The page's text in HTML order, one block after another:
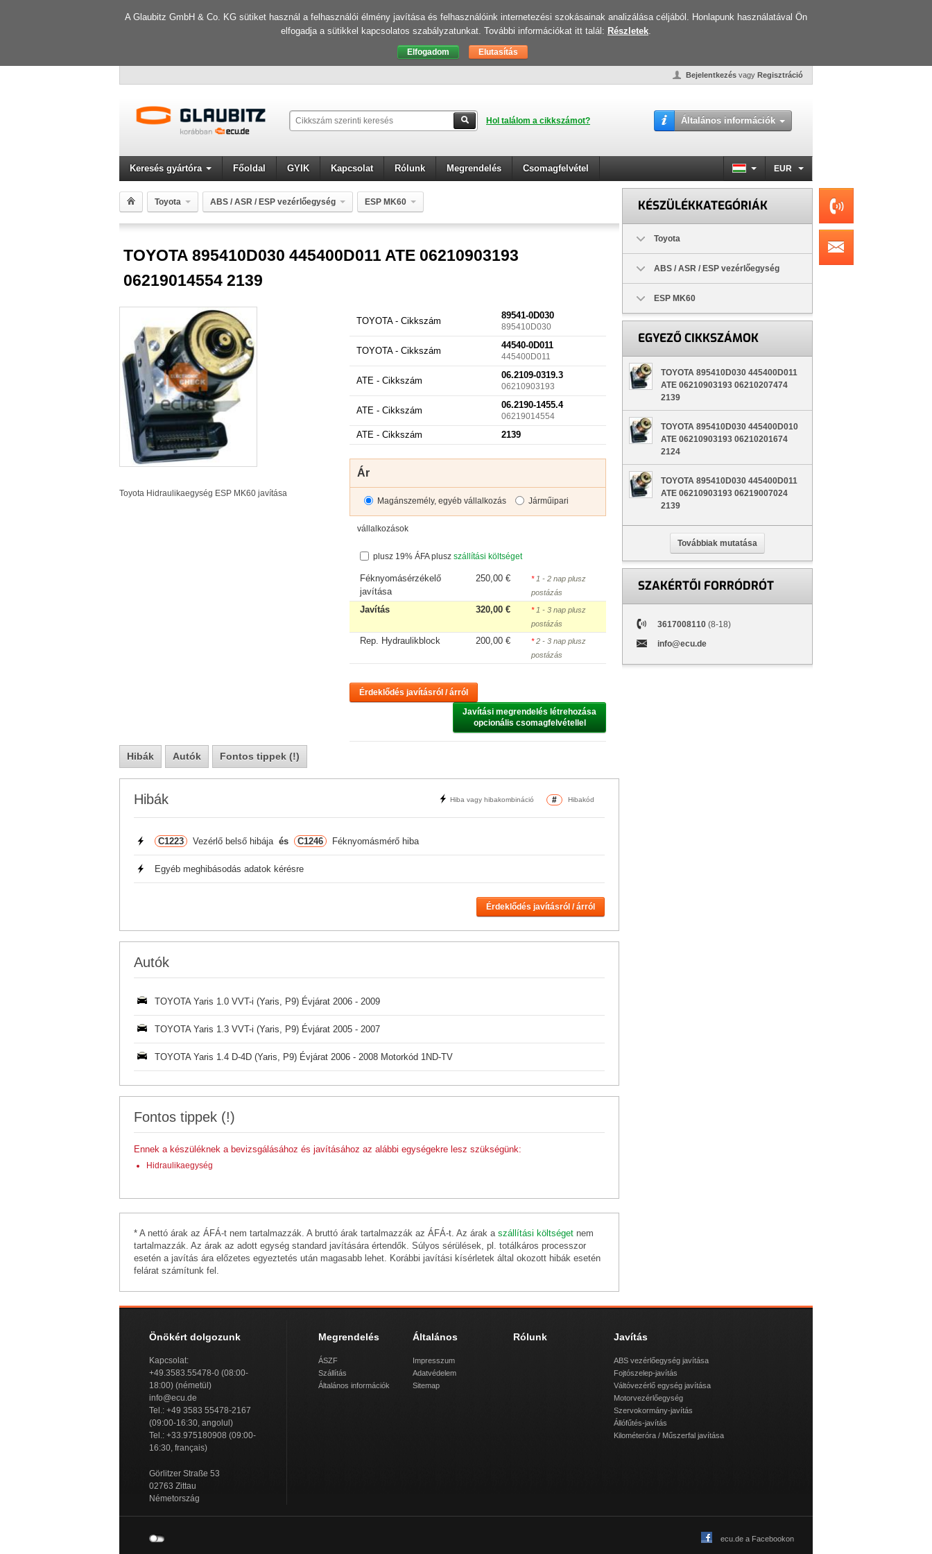
A Glaubitz GmbH & Co. KG sütiket használ a felhasználói élmény javítása és felhasználóink internetezési szokásainak analizálása céljából. Honlapunk használatával Ön
elfogadja a sütikkel kapcsolatos szabályzatunkat. További információkat itt talál: Részletek.
Bejelentkezés vagy Regisztráció
Hol találom a cikkszámot? Általános információk
Keresés gyártóra Főoldal GYIK Kapcsolat Rólunk Megrendelés Csomagfelvétel EUR
Toyota ABS / ASR / ESP vezérlőegység ESP MK60
TOYOTA 895410D030 445400D011 ATE 06210903193 06219014554 2139
TOYOTA 895410D030 445400D011 ATE 06210903193
06219014554 2139
Toyota Hidraulikaegység ESP MK60 javítása
TOYOTA - Cikkszám
89541-0D030
895410D030
TOYOTA - Cikkszám
44540-0D011
445400D011
ATE - Cikkszám
06.2109-0319.3
06210903193
ATE - Cikkszám
06.2190-1455.4
06219014554
ATE - Cikkszám 2139
Ár
Magánszemély, egyéb vállalkozás Járműipari
vállalkozások
plusz 19% ÁFA plusz szállítási költséget
Féknyomásérzékelő
javítása
250,00 € *1 - 2 nap plusz
postázás
Javítás 320,00 € *1 - 3 nap plusz
postázás
Rep. Hydraulikblock 200,00 € *2 - 3 nap plusz
postázás
Érdeklődés javításról / árról
Javítási megrendelés létrehozása
opcionális csomagfelvétellel
Hibák Autók Fontos tippek (!)
Hibák Hiba vagy hibakombináció # Hibakód
C1223 Vezérlő belső hibája és C1246 Féknyomásmérő hiba
Egyéb meghibásodás adatok kérésre
Érdeklődés javításról / árról
Autók
TOYOTA Yaris 1.0 VVT-i (Yaris, P9) Évjárat 2006 - 2009
TOYOTA Yaris 1.3 VVT-i (Yaris, P9) Évjárat 2005 - 2007
TOYOTA Yaris 1.4 D-4D (Yaris, P9) Évjárat 2006 - 2008 Motorkód 1ND-TV
Fontos tippek (!)
Ennek a készüléknek a bevizsgálásához és javításához az alábbi egységekre lesz szükségünk:
Hidraulikaegység
* A nettó árak az ÁFÁ-t nem tartalmazzák. A bruttó árak tartalmazzák az ÁFÁ-t. Az árak a szállítási költséget nem
tartalmazzák. Az árak az adott egység standard javítására értendők. Súlyos sérülések, pl. totálkáros processzor
esetén a javítás ára előzetes egyeztetés után magasabb lehet. Korábbi javítási kísérletek által okozott hibák esetén
felárat számítunk fel.
KÉSZÜLÉKKATEGÓRIÁK
Toyota
ABS / ASR / ESP vezérlőegység
ESP MK60
EGYEZŐ CIKKSZÁMOK
TOYOTA 895410D030 445400D011
ATE 06210903193 06210207474
2139
TOYOTA 895410D030 445400D010
ATE 06210903193 06210201674
2124
TOYOTA 895410D030 445400D011
ATE 06210903193 06219007024
2139
Továbbiak mutatása
SZAKÉRTŐI FORRÓDRÓT
3617008110 (8-18)
info@ecu.de
Önökért dolgozunk
Kapcsolat:
+49.3583.55478-0 (08:00-
18:00) (németül)
info@ecu.de
Tel.: +49 3583 55478-2167
(09:00-16:30, angolul)
Tel.: +33.975180908 (09:00-
16:30, français)
Görlitzer Straße 53
02763 Zittau
Németország
Megrendelés
ÁSZF
Szállítás
Általános információk
Általános
Impresszum
Adatvédelem
Sitemap
Rólunk Javítás
ABS vezérlőegység javítása
Fojtószelep-javítás
Váltóvezérlő egység javítása
Motorvezérlőegység
Szervokormány-javítás
Állófűtés-javítás
Kilométeróra / Műszerfal javítása
ecu.de a Facebookon